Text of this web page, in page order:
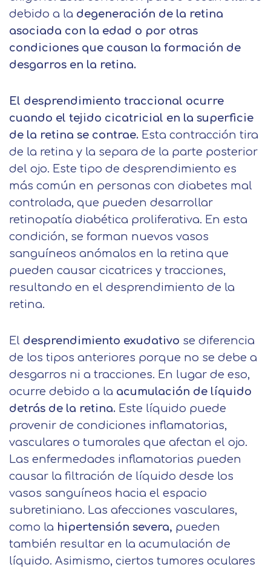
debido a la degeneración de la retina
asociada con la edad o por otras
condiciones que causan la formación de
desgarros en la retina.
El desprendimiento traccional ocurre
cuando el tejido cicatricial en la superficie
de la retina se contrae. Esta contracción tira
de la retina y la separa de la parte posterior
del ojo. Este tipo de desprendimiento es
más común en personas con diabetes mal
controlada, que pueden desarrollar
retinopatía diabética proliferativa. En esta
condición, se forman nuevos vasos
sanguíneos anómalos en la retina que
pueden causar cicatrices y tracciones,
resultando en el desprendimiento de la
retina.
El desprendimiento exudativo se diferencia
de los tipos anteriores porque no se debe a
desgarros ni a tracciones. En lugar de eso,
ocurre debido a la acumulación de líquido
detrás de la retina. Este líquido puede
provenir de condiciones inflamatorias,
vasculares o tumorales que afectan el ojo.
Las enfermedades inflamatorias pueden
causar la filtración de líquido desde los
vasos sanguíneos hacia el espacio
subretiniano. Las afecciones vasculares,
como la hipertensión severa, pueden
también resultar en la acumulación de
líquido. Asimismo, ciertos tumores oculares
Solicitar
información
Nombre
Teléfono País
Solicitar
información
Nombre
Telefono
Email
Mensaje
Información básica sobre Protección
de Datos .Haz clic aquí
Responsable EUROINNOVA
BUSINESS SCHOOL, S.L. Finalidad
Información académica y comercial
Centro de
preferencia de
privacidad
Utilizamos cookies propias y de terceros
para mejorar nuestros servicios
relacionados con tus preferencias,
mediante el análisis de tus hábitos de
navegación. En caso de que rechace las
cookies, no podremos asegurarle el